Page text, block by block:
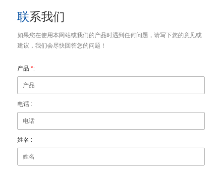
联系我们
如果您在使用本网站或我们的产品时遇到任何问题，请写下您的意见或
建议，我们会尽快回答您的问题！
产品 *:
电话 :
姓名 :